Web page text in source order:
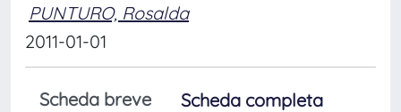
PUNTURO, Rosalda
2011-01-01
Scheda breve
Scheda completa